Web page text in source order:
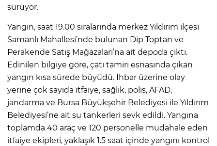
sürüyor.
Yangın, saat 19.00 sıralarında merkez Yıldırım ilçesi
Samanlı Mahallesi’nde bulunan Dip Toptan ve
Perakende Satış Mağazaları’na ait depoda çıktı.
Edinilen bilgiye göre, çatı tamiri esnasında çıkan
yangın kısa sürede büyüdü. İhbar üzerine olay
yerine çok sayıda itfaiye, sağlık, polis, AFAD,
jandarma ve Bursa Büyükşehir Belediyesi ile Yıldırım
Belediyesi’ne ait su tankerleri sevk edildi. Yangına
toplamda 40 araç ve 120 personelle müdahale eden
itfaiye ekipleri, yaklaşık 1.5 saat içinde yangını kontrol